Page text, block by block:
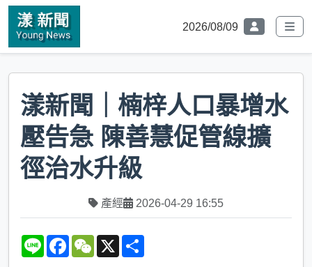
2026/08/09
漾新聞｜楠梓人口暴增水
壓告急 陳善慧促管線擴
徑治水升級
產經 2026-04-29 16:55
L
F
W
X